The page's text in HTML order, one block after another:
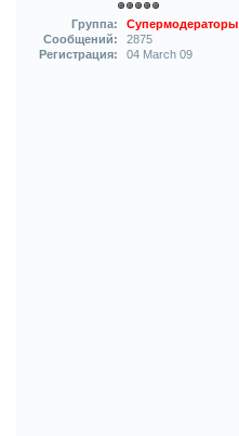
Группа:
Супермодераторы
Сообщений:
2875
Регистрация:
04 March 09